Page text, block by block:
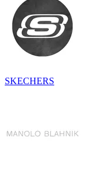
SKECHERS